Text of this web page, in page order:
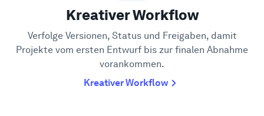
Kreativer Workflow
Verfolge Versionen, Status und Freigaben, damit
Projekte vom ersten Entwurf bis zur finalen Abnahme
vorankommen.
Kreativer Workflow